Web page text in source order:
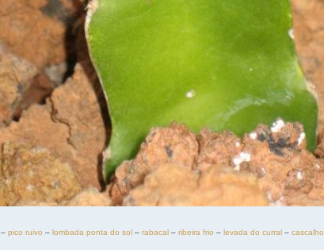
– pico ruivo – lombada ponta do sol – rabacal – ribeira frio – levada do curral – cascalho